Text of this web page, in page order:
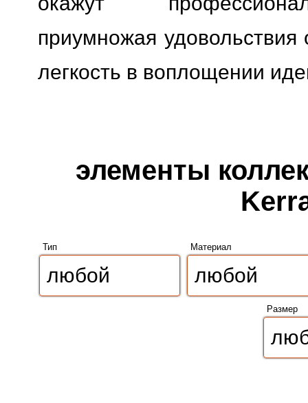
приумножая
легкость в воплощении
элементы
Тип Материал
Размер